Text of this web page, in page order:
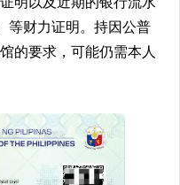
等财力证明。持因公普
的要求，可能仍需本人